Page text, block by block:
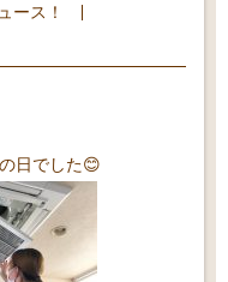
ース！
日でした😊